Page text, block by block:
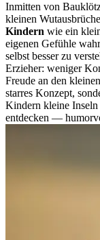
Inmitten von
kleinen
Kindern wie ein
eigenen Gefühle
selbst besser zu
Erzieher: weniger
Freude an den
starres Konzept,
Kindern kleine Inseln
entdecken —